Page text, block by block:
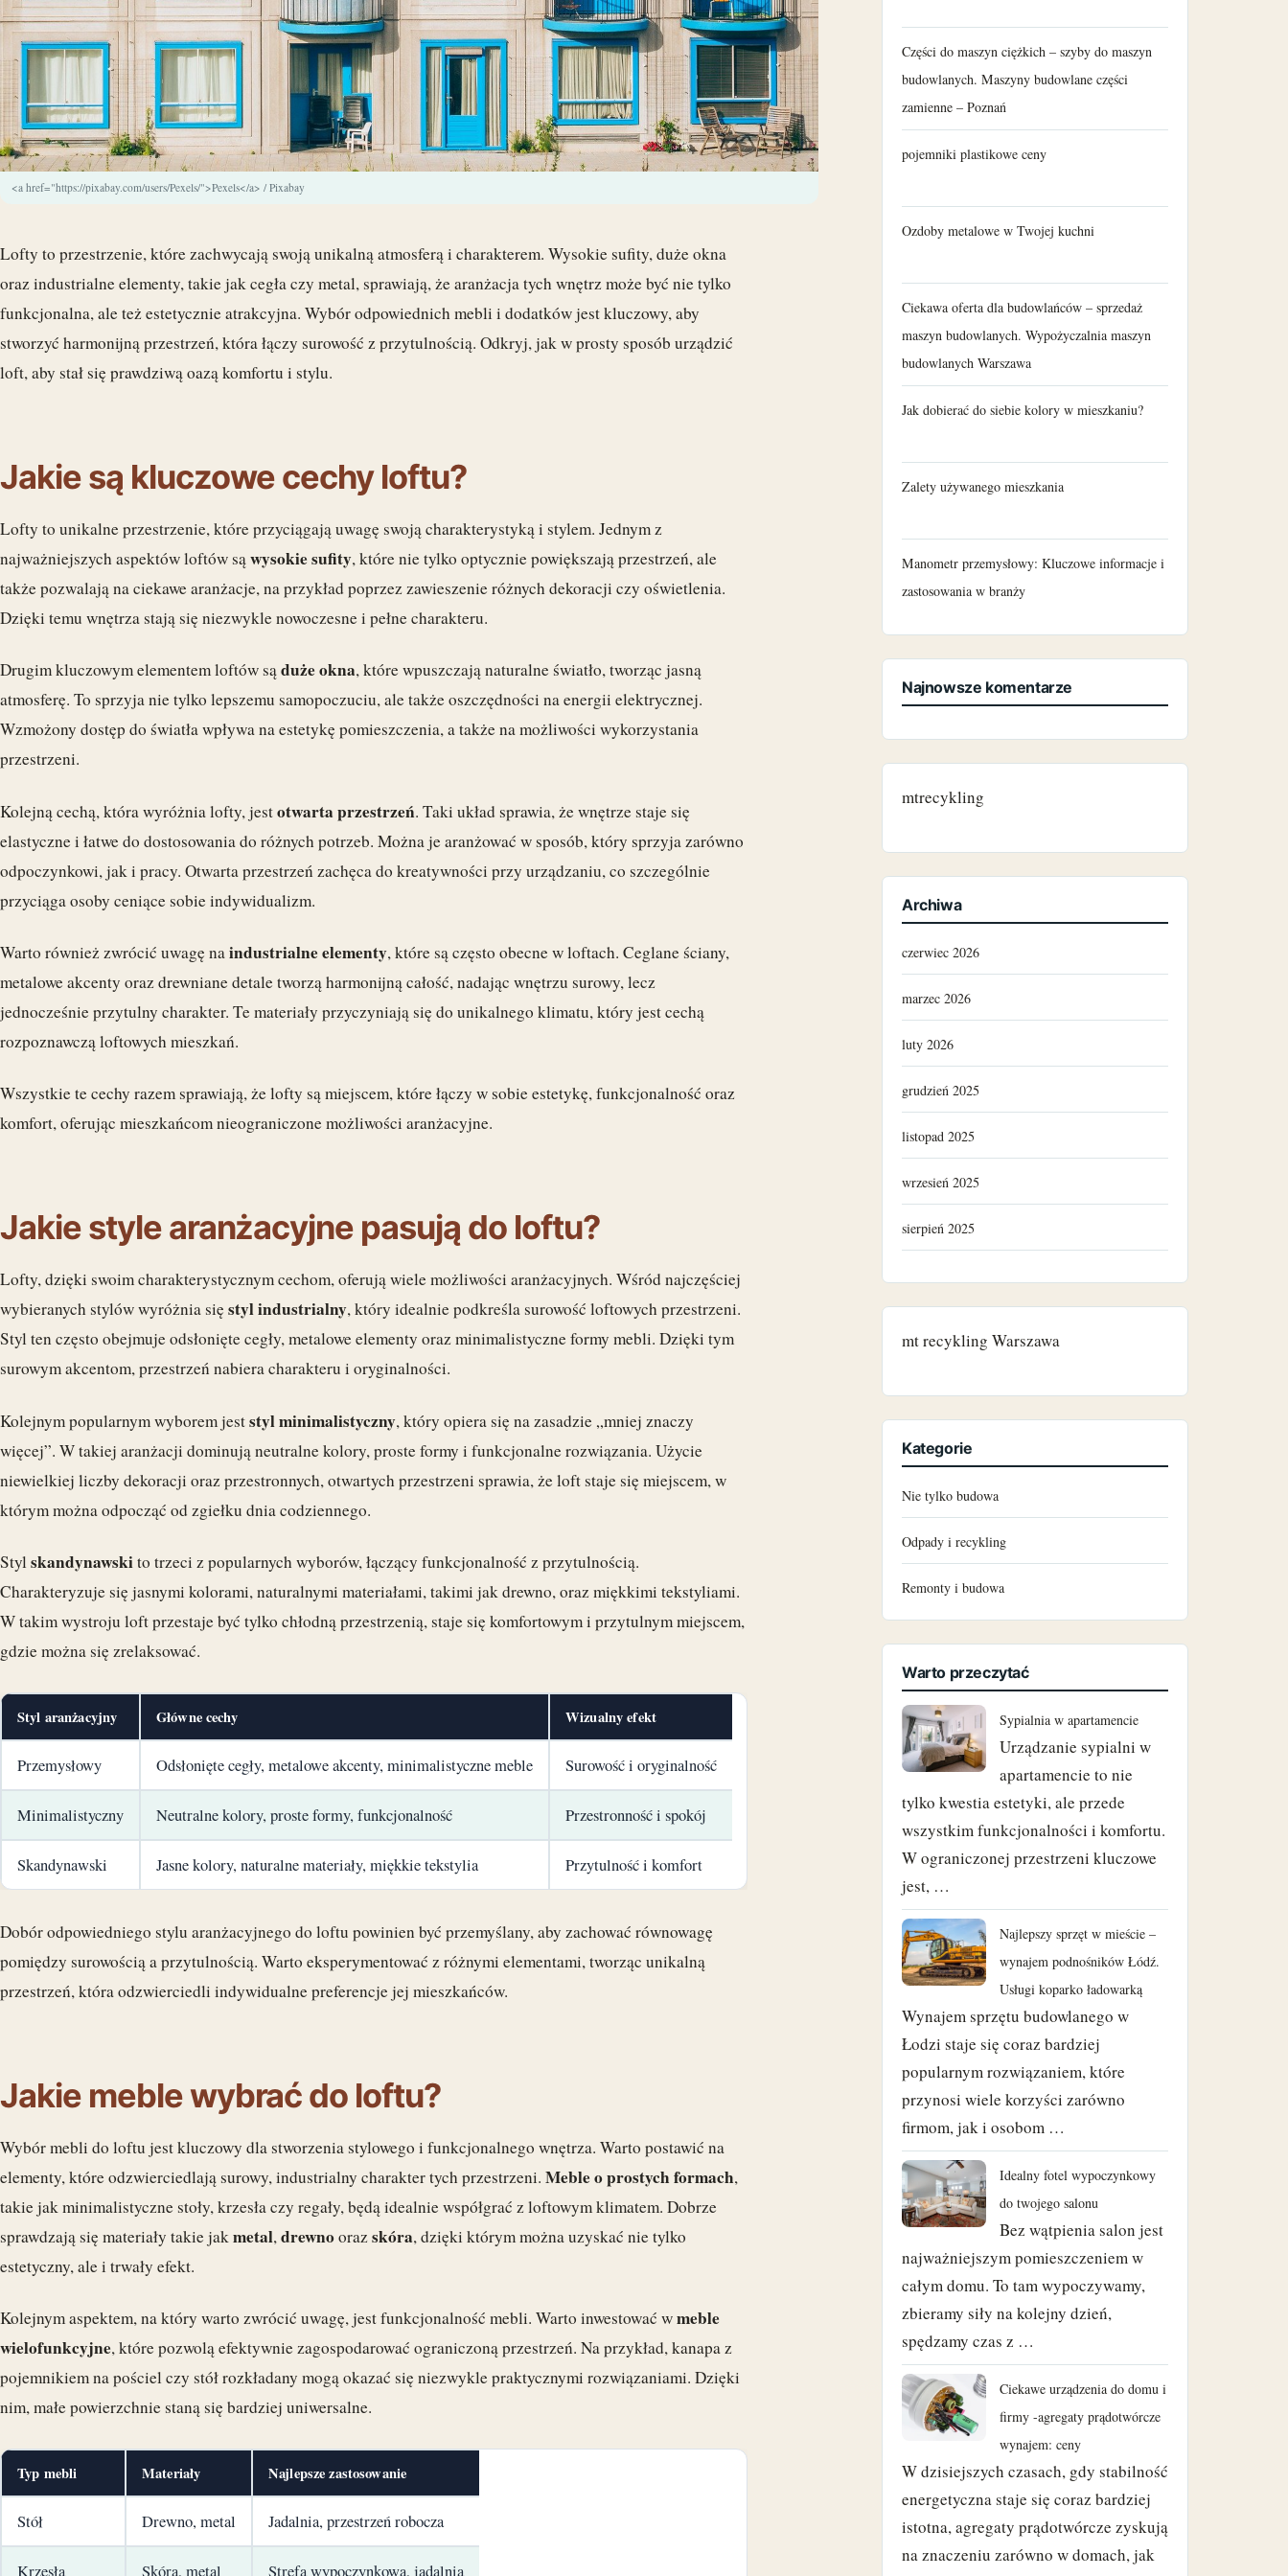
<a href="https://pixabay.com/users/Pexels/">Pexels</a> / Pixabay
Lofty to przestrzenie, które zachwycają swoją unikalną atmosferą i charakterem. Wysokie sufity, duże okna
oraz industrialne elementy, takie jak cegła czy metal, sprawiają, że aranżacja tych wnętrz może być nie tylko
funkcjonalna, ale też estetycznie atrakcyjna. Wybór odpowiednich mebli i dodatków jest kluczowy, aby
stworzyć harmonijną przestrzeń, która łączy surowość z przytulnością. Odkryj, jak w prosty sposób urządzić
loft, aby stał się prawdziwą oazą komfortu i stylu.
Jakie są kluczowe cechy loftu?
Lofty to unikalne przestrzenie, które przyciągają uwagę swoją charakterystyką i stylem. Jednym z
najważniejszych aspektów loftów sąwysokie sufity, które nie tylko optycznie powiększają przestrzeń, ale
także pozwalają na ciekawe aranżacje, na przykład poprzez zawieszenie różnych dekoracji czy oświetlenia.
Dzięki temu wnętrza stają się niezwykle nowoczesne i pełne charakteru.
Drugim kluczowym elementem loftów sąduże okna, które wpuszczają naturalne światło, tworząc jasną
atmosferę. To sprzyja nie tylko lepszemu samopoczuciu, ale także oszczędności na energii elektrycznej.
Wzmożony dostęp do światła wpływa na estetykę pomieszczenia, a także na możliwości wykorzystania
przestrzeni.
Kolejną cechą, która wyróżnia lofty, jestotwarta przestrzeń. Taki układ sprawia, że wnętrze staje się
elastyczne i łatwe do dostosowania do różnych potrzeb. Można je aranżować w sposób, który sprzyja zarówno
odpoczynkowi, jak i pracy. Otwarta przestrzeń zachęca do kreatywności przy urządzaniu, co szczególnie
przyciąga osoby ceniące sobie indywidualizm.
Warto również zwrócić uwagę naindustrialne elementy, które są często obecne w loftach. Ceglane ściany,
metalowe akcenty oraz drewniane detale tworzą harmonijną całość, nadając wnętrzu surowy, lecz
jednocześnie przytulny charakter. Te materiały przyczyniają się do unikalnego klimatu, który jest cechą
rozpoznawczą loftowych mieszkań.
Wszystkie te cechy razem sprawiają, że lofty są miejscem, które łączy w sobie estetykę, funkcjonalność oraz
komfort, oferując mieszkańcom nieograniczone możliwości aranżacyjne.
Jakie style aranżacyjne pasują do loftu?
Lofty, dzięki swoim charakterystycznym cechom, oferują wiele możliwości aranżacyjnych. Wśród najczęściej
wybieranych stylów wyróżnia się styl industrialny, który idealnie podkreśla surowość loftowych przestrzeni.
Styl ten często obejmuje odsłonięte cegły, metalowe elementy oraz minimalistyczne formy mebli. Dzięki tym
surowym akcentom, przestrzeń nabiera charakteru i oryginalności.
Kolejnym popularnym wyborem jeststyl minimalistyczny, który opiera się na zasadzie „mniej znaczy
więcej”. W takiej aranżacji dominują neutralne kolory, proste formy i funkcjonalne rozwiązania. Użycie
niewielkiej liczby dekoracji oraz przestronnych, otwartych przestrzeni sprawia, że loft staje się miejscem, w
którym można odpocząć od zgiełku dnia codziennego.
Stylskandynawskito trzeci z popularnych wyborów, łączący funkcjonalność z przytulnością.
Charakteryzuje się jasnymi kolorami, naturalnymi materiałami, takimi jak drewno, oraz miękkimi tekstyliami.
W takim wystroju loft przestaje być tylko chłodną przestrzenią, staje się komfortowym i przytulnym miejscem,
gdzie można się zrelaksować.
Styl aranżacyjny Główne cechy Wizualny efekt
Przemysłowy Odsłonięte cegły, metalowe akcenty, minimalistyczne meble Surowość i oryginalność
Minimalistyczny Neutralne kolory, proste formy, funkcjonalność Przestronność i spokój
Skandynawski Jasne kolory, naturalne materiały, miękkie tekstylia Przytulność i komfort
Dobór odpowiedniego stylu aranżacyjnego do loftu powinien być przemyślany, aby zachować równowagę
pomiędzy surowością a przytulnością. Warto eksperymentować z różnymi elementami, tworząc unikalną
przestrzeń, która odzwierciedli indywidualne preferencje jej mieszkańców.
Jakie meble wybrać do loftu?
Wybór mebli do loftu jest kluczowy dla stworzenia stylowego i funkcjonalnego wnętrza. Warto postawić na
elementy, które odzwierciedlają surowy, industrialny charakter tych przestrzeni. Meble o prostych formach,
takie jak minimalistyczne stoły, krzesła czy regały, będą idealnie współgrać z loftowym klimatem. Dobrze
sprawdzają się materiały takie jakmetal,drewnoorazskóra, dzięki którym można uzyskać nie tylko
estetyczny, ale i trwały efekt.
Kolejnym aspektem, na który warto zwrócić uwagę, jest funkcjonalność mebli. Warto inwestować wmeble
wielofunkcyjne, które pozwolą efektywnie zagospodarować ograniczoną przestrzeń. Na przykład, kanapa z
pojemnikiem na pościel czy stół rozkładany mogą okazać się niezwykle praktycznymi rozwiązaniami. Dzięki
nim, małe powierzchnie staną się bardziej uniwersalne.
Typ mebli Materiały Najlepsze zastosowanie
Stół Drewno, metal Jadalnia, przestrzeń robocza
Krzesła Skóra, metal Strefa wypoczynkowa, jadalnia
Części do maszyn ciężkich – szyby do maszyn
budowlanych. Maszyny budowlane części
zamienne – Poznań
pojemniki plastikowe ceny
Ozdoby metalowe w Twojej kuchni
Ciekawa oferta dla budowlańców – sprzedaż
maszyn budowlanych. Wypożyczalnia maszyn
budowlanych Warszawa
Jak dobierać do siebie kolory w mieszkaniu?
Zalety używanego mieszkania
Manometr przemysłowy: Kluczowe informacje i
zastosowania w branży
Najnowsze komentarze
mtrecykling
Archiwa
czerwiec 2026
marzec 2026
luty 2026
grudzień 2025
listopad 2025
wrzesień 2025
sierpień 2025
maj 2024
marzec 2024
grudzień 2023
październik 2023
czerwiec 2023
maj 2023
marzec 2023
wrzesień 2022
czerwiec 2022
maj 2022
luty 2022
kwiecień 2021
marzec 2021
luty 2021
styczeń 2021
grudzień 2020
sierpień 2018
czerwiec 2018
maj 2018
kwiecień 2018
marzec 2018
styczeń 2018
mt recykling Warszawa
Kategorie
Nie tylko budowa
Odpady i recykling
Remonty i budowa
Warto przeczytać
Sypialnia w apartamencie
Urządzanie sypialni w
apartamencie to nie
tylko kwestia estetyki, ale przede
wszystkim funkcjonalności i komfortu.
W ograniczonej przestrzeni kluczowe
jest, …
Najlepszy sprzęt w mieście –
wynajem podnośników Łódź.
Usługi koparko ładowarką
Wynajem sprzętu budowlanego w
Łodzi staje się coraz bardziej
popularnym rozwiązaniem, które
przynosi wiele korzyści zarówno
firmom, jak i osobom …
Idealny fotel wypoczynkowy
do twojego salonu
Bez wątpienia salon jest
najważniejszym pomieszczeniem w
całym domu. To tam wypoczywamy,
zbieramy siły na kolejny dzień,
spędzamy czas z …
Ciekawe urządzenia do domu i
firmy -agregaty prądotwórcze
wynajem: ceny
W dzisiejszych czasach, gdy stabilność
energetyczna staje się coraz bardziej
istotna, agregaty prądotwórcze zyskują
na znaczeniu zarówno w domach, jak